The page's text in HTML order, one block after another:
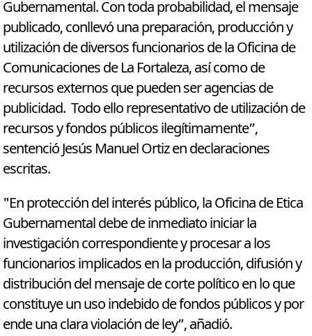
Gubernamental. Con toda probabilidad, el mensaje
publicado, conllevó una preparación, producción y
utilización de diversos funcionarios de la Oficina de
Comunicaciones de La Fortaleza, así como de
recursos externos que pueden ser agencias de
publicidad. Todo ello representativo de utilización de
recursos y fondos públicos ilegítimamente”,
sentenció Jesús Manuel Ortiz en declaraciones
escritas.
"En protección del interés público, la Oficina de Etica
Gubernamental debe de inmediato iniciar la
investigación correspondiente y procesar a los
funcionarios implicados en la producción, difusión y
distribución del mensaje de corte político en lo que
constituye un uso indebido de fondos públicos y por
ende una clara violación de ley”, añadió.